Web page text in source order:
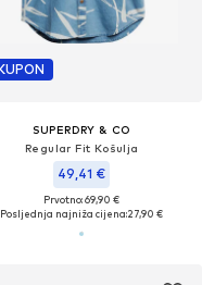
SUPERDRY & CO
Regular Fit Košulja
49,41 €
Prvotno: 69,90 €
Posljednja najniža cijena:27,90 €